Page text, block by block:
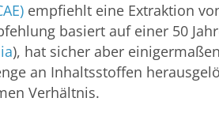
empfiehlt eine Extraktion
basiert auf einer 50
), hat sicher aber
an Inhaltsstoffen
Verhältnis.